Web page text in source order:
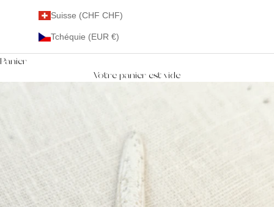
Suisse (CHF CHF)
Tchéquie (EUR €)
Panier
Votre panier est vide